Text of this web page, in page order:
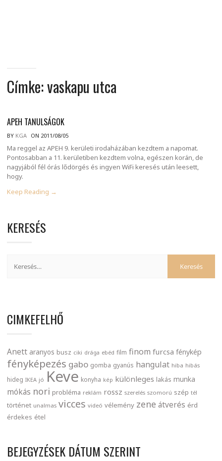
Címke:vaskapu utca
APEH TANULSÁGOK
BY KGA ON 2011/08/05
Ma reggel az APEH 9. kerületi irodaházában kezdtem a napomat.
Pontosabban a 11. kerületiben kezdtem volna, egészen korán, de
nagyjából fél órás lődörgés és ingyen WiFi keresés után leesett,
hogy.
Keep Reading →
KERESÉS
CIMKEFELHŐ
Anett aranyos busz ciki drága ebéd film finom furcsa fénykép
fényképezés gabo gomba gyanús hangulat hiba hibás
hideg IKEA jó Keve konyha kép különleges lakás munka
mókás nori probléma reklám rossz szerelés szomorú szép tél
történet unalmas vicces videó vélemény zene átverés érd
érdekes étel
BEJEGYZÉSEK DÁTUM SZERINT